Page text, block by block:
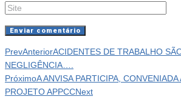
PrevAnteriorACIDENTES DE TRABALHO
NEGLIGÊNCIA….
PróximoA ANVISA PARTICIPA,
PROJETO APPCCNext